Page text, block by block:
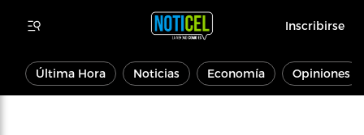
Inscribirse
Última Hora Noticias Economía Opiniones